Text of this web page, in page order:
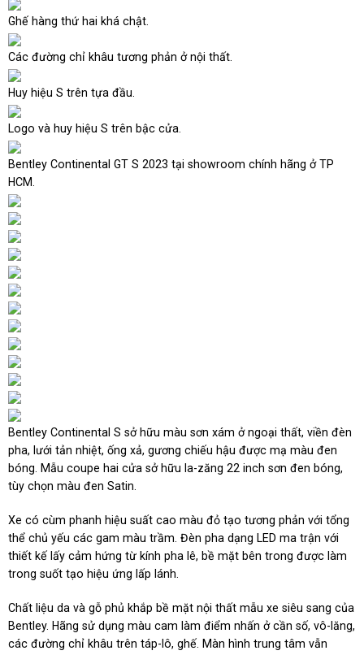
Ghế hàng thứ hai khá chật.
Các đường chỉ khâu tương phản ở nội thất.
Huy hiệu S trên tựa đầu.
Logo và huy hiệu S trên bậc cửa.
Bentley Continental GT S 2023 tại showroom chính hãng ở TP
HCM.
Bentley Continental S sở hữu màu sơn xám ở ngoại thất, viền đèn
pha, lưới tản nhiệt, ống xả, gương chiếu hậu được mạ màu đen
bóng. Mẫu coupe hai cửa sở hữu la-zăng 22 inch sơn đen bóng,
tùy chọn màu đen Satin.
Xe có cùm phanh hiệu suất cao màu đỏ tạo tương phản với tổng
thể chủ yếu các gam màu trầm. Đèn pha dạng LED ma trận với
thiết kế lấy cảm hứng từ kính pha lê, bề mặt bên trong được làm
trong suốt tạo hiệu ứng lấp lánh.
Chất liệu da và gỗ phủ khắp bề mặt nội thất mẫu xe siêu sang của
Bentley. Hãng sử dụng màu cam làm điểm nhấn ở cần số, vô-lăng,
các đường chỉ khâu trên táp-lô, ghế. Màn hình trung tâm vẫn